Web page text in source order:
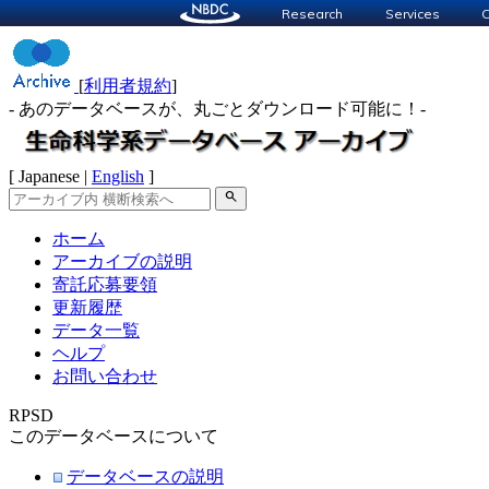
Research Services
[利用者規約]
- あのデータベースが、丸ごとダウンロード可能に！-
[ Japanese | English ]
search
ホーム
アーカイブの説明
寄託応募要領
更新履歴
データ一覧
ヘルプ
お問い合わせ
RPSD
このデータベースについて
データベースの説明